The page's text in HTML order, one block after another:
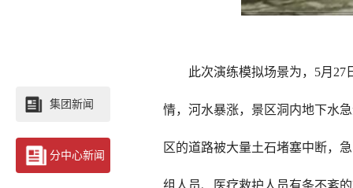
集团新闻
分中心新闻
此次演练模拟场景为，5月27日
情，河水暴涨，景区洞内地下水
区的道路被大量土石堵塞中断，